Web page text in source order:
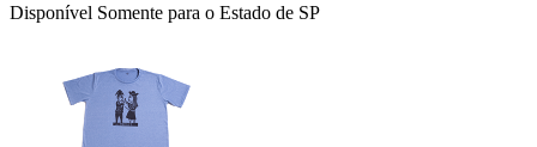
Disponível Somente para o Estado de SP